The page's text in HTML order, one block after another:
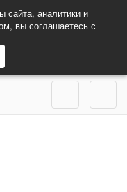
аналитики и
вы соглашаетесь с